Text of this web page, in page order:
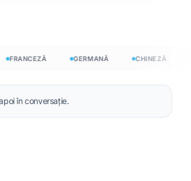
GERMANĂ CHINEZĂ
în conversație.